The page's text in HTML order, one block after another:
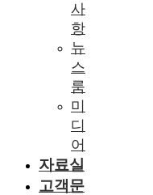
사
항
뉴
스
룸
미
디
어
자료실
고객문